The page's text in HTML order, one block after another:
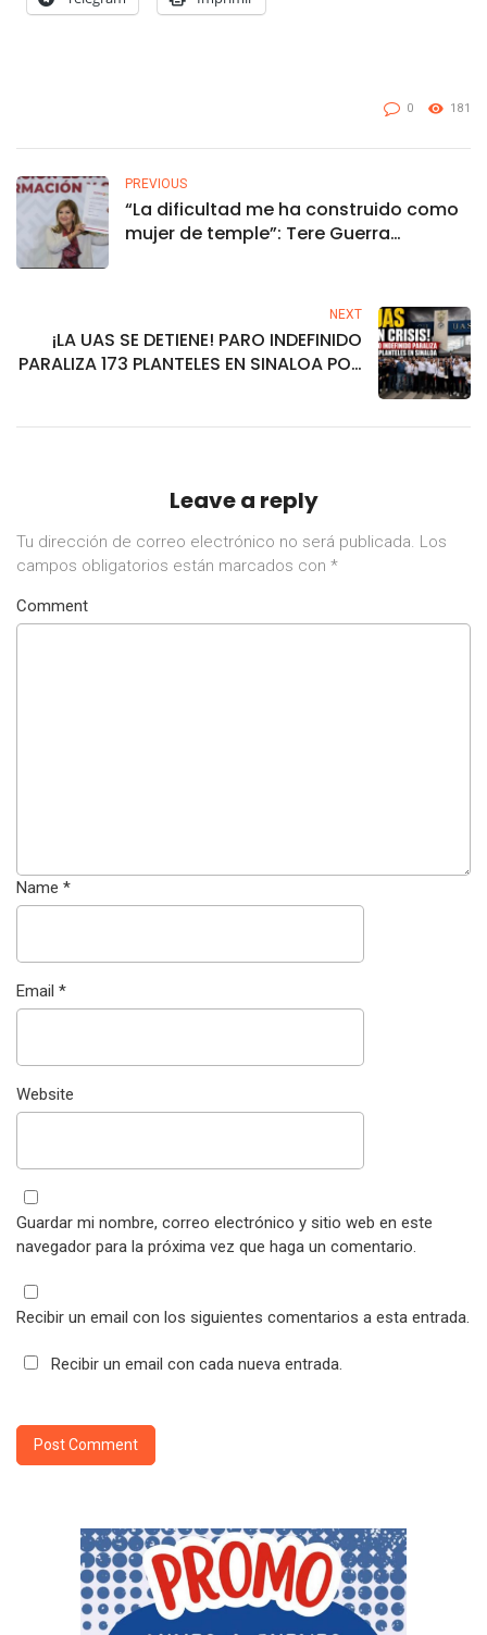
0 181
PREVIOUS
“La dificultad me ha construido como
mujer de temple”: Tere Guerra
NEXT
¡LA UAS SE DETIENE! PARO INDEFINIDO
PARALIZA 173 PLANTELES EN SINALOA POR
Leave a reply
Tu dirección de correo electrónico no será publicada. Los
campos obligatorios están marcados con *
Comment
Name *
Email *
Website
Guardar mi nombre, correo electrónico y sitio web en este
navegador para la próxima vez que haga un comentario.
Recibir un email con los siguientes comentarios a esta entrada.
Recibir un email con cada nueva entrada.